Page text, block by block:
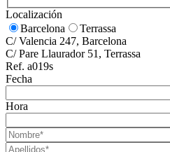
Localización
Barcelona
Terrassa
C/ Valencia 247, Barcelona
C/ Pare Llaurador 51, Terrassa
Ref. a019s
Fecha
Hora